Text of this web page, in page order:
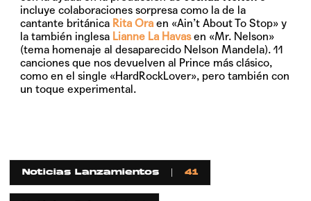
incluye colaboraciones sorpresa como la de la
cantante británica Rita Ora en «Ain’t About To Stop» y
la también inglesa Lianne La Havasen «Mr. Nelson»
(tema homenaje al desaparecido Nelson Mandela). 11
canciones que nos devuelven al Prince más clásico,
como en el single «HardRockLover», pero también con
un toque experimental.
Noticias Lanzamientos 41